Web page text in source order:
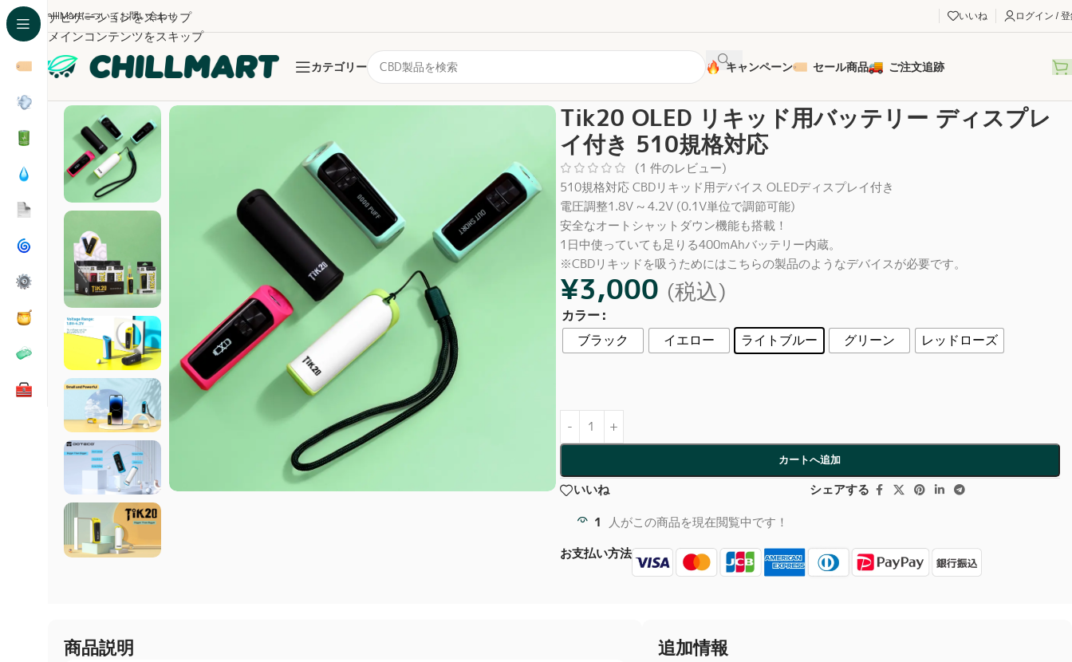
ナビゲーションをスキップ
メインコンテンツをスキップ
ChillMartについてお問い合わせ いいね ログイン /
カテゴリー キャンペーン セール商品 ご注文追跡
Tik20 OLED リキッド用バッテリー ディスプレ
イ付き 510規格対応
(1 件のレビュー)
510規格対応 CBDリキッド用デバイス OLEDディスプレイ付き
電圧調整1.8V ~ 4.2V (0.1V単位で調節可能)
安全なオートシャットダウン機能も搭載！
1日中使っていても足りる400mAhバッテリー内蔵。
※CBDリキッドを吸うためにはこちらの製品のようなデバイスが必要です。
¥3,000 (税込)
カラー
ブラック
イエロー ライトブルー グリーン レッドローズ
カートへ追加
いいね
シェアする
1
人がこの商品を現在閲覧中です！
お支払い方法
商品説明 追加情報